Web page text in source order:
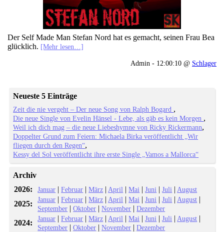
Der Self Made Man Stefan Nord hat es gemacht, seinen Frau Bea
glücklich. [Mehr lesen…]
Admin - 12:00:10 @ Schlager
Neueste 5 Einträge
Zeit die nie vergeht – Der neue Song von Ralph Bogard
Die neue Single von Evelin Hänsel - Lebe, als gäb es kein Morgen
Weil ich dich mag – die neue Liebeshymne von Ricky Rickermann
Doppelter Grund zum Feiern: Michaela Birka veröffentlicht „Wir
fliegen durch den Regen“
Kessy del Sol veröffentlicht ihre erste Single „Vamos a Mallorca“
Archiv
2026:
Januar |Februar |März | April |Mai |Juni |Juli | August
2025: Januar |Februar |März | April |Mai |Juni |Juli | August |
September |Oktober |November |Dezember
2024: Januar |Februar |März | April |Mai |Juni |Juli | August |
September |Oktober |November |Dezember